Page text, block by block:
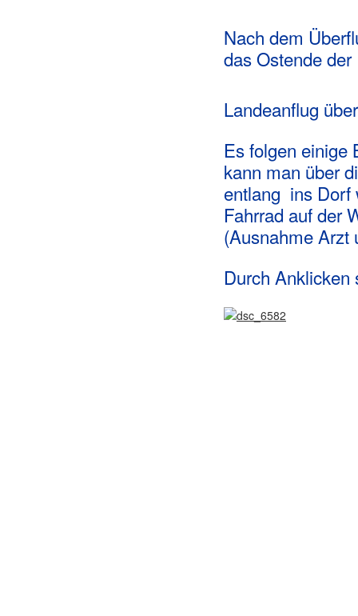
Nach dem
das Ostende
Landeanflug
Es folgen einige
kann man über
entlang ins Dorf
Fahrrad auf der
(Ausnahme Arzt
Durch